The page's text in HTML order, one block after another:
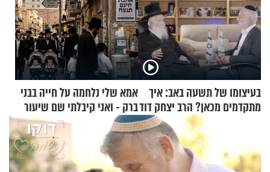
בעיצומו של תשעה באב: איך
מתקדמים מכאן? הרב יצחק דוד
גרוסמן בשיחה מיוחדת
אמא שלי נלחמה על חייה בבני
ברק - ואני קיבלתי שם שיעור
באהבת חינם